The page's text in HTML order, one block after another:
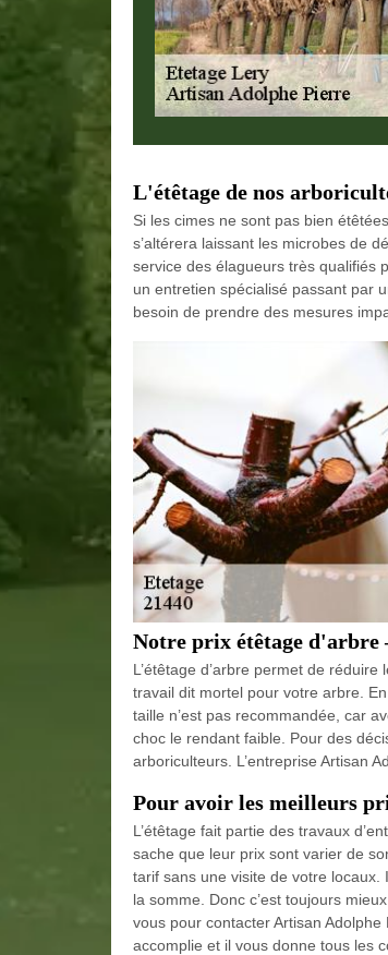
L'étêtage de nos
Si les cimes ne sont pas bien
s’altérera laissant les microbes de
service des élagueurs très qualifiés
un entretien spécialisé passant par
besoin de prendre des mesures
Notre prix étêtage d'arbre
L’étêtage d’arbre permet de
travail dit mortel pour votre arbre.
taille n’est pas recommandée, car
choc le rendant faible. Pour des
arboriculteurs. L’entreprise Artisan
Pour avoir les meilleurs
L’étêtage fait partie des travaux
sache que leur prix sont varier de
tarif sans une visite de votre locaux.
la somme. Donc c’est toujours
vous pour contacter Artisan
accomplie et il vous donne tous les